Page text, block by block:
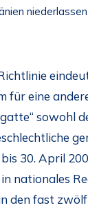
für eine
sowohl
30. April
nationales
den fast